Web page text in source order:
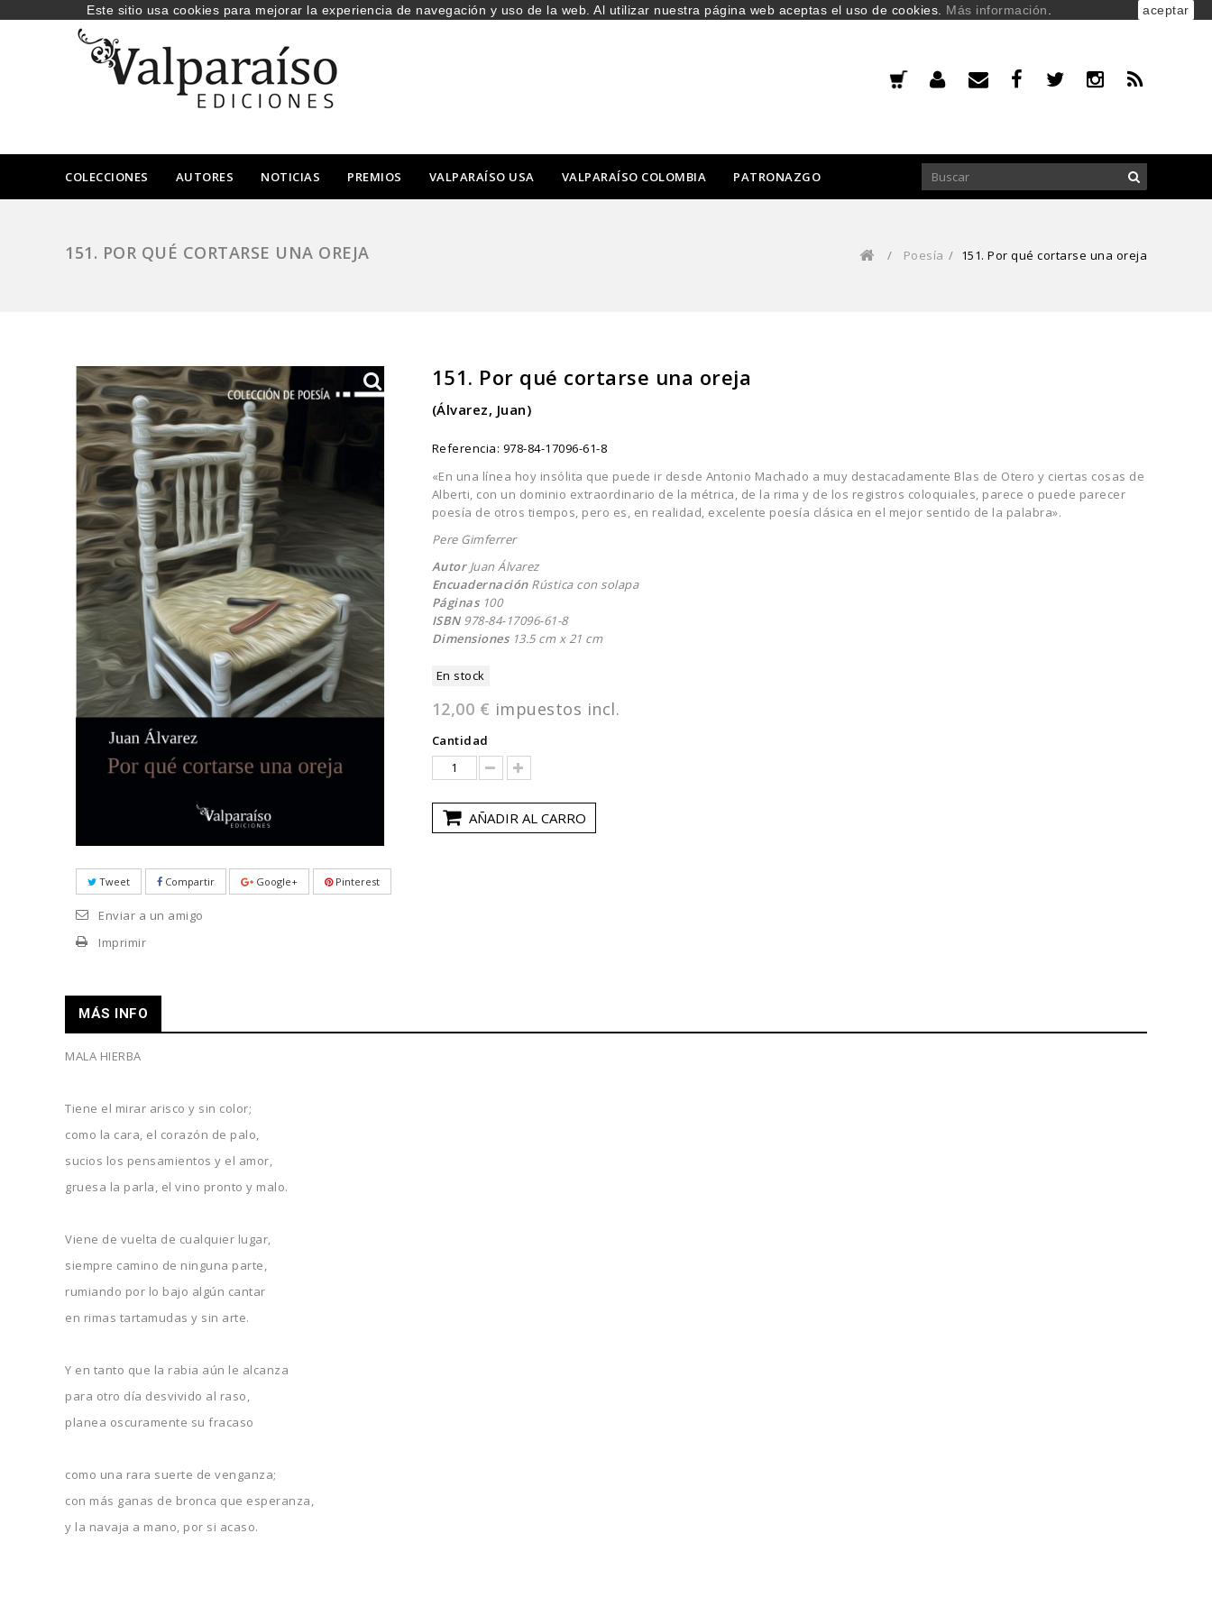
COLECCIONES AUTORES NOTICIAS PREMIOS VALPARAÍSO USA VALPARAÍSO COLOMBIA PATRONAZGO
151. POR QUÉ CORTARSE UNA OREJA / Poesía / 151. Por qué cortarse una oreja
Tweet Compartir Google+ Pinterest
Enviar a un amigo
Imprimir
151. Por qué cortarse una oreja
(Álvarez, Juan)
Referencia: 978-84-17096-61-8
«En una línea hoy insólita que puede ir desde Antonio Machado a muy destacadamente Blas de Otero y ciertas cosas de
Alberti, con un dominio extraordinario de la métrica, de la rima y de los registros coloquiales, parece o puede parecer
poesía de otros tiempos, pero es, en realidad, excelente poesía clásica en el mejor sentido de la palabra».
Pere Gimferrer
AutorJuan Álvarez
EncuadernaciónRústica con solapa
Páginas100
ISBN978-84-17096-61-8
Dimensiones13.5 cm x 21 cm
En stock
12,00 € impuestos incl.
Cantidad
AÑADIR AL CARRO
MÁS INFO
MALA HIERBA
Tiene el mirar arisco y sin color;
como la cara, el corazón de palo,
sucios los pensamientos y el amor,
gruesa la parla, el vino pronto y malo.
Viene de vuelta de cualquier lugar,
siempre camino de ninguna parte,
rumiando por lo bajo algún cantar
en rimas tartamudas y sin arte.
Y en tanto que la rabia aún le alcanza
para otro día desvivido al raso,
planea oscuramente su fracaso
como una rara suerte de venganza;
con más ganas de bronca que esperanza,
y la navaja a mano, por si acaso.
Este sitio usa cookies para mejorar la experiencia de navegación y uso de la web. Al utilizar nuestra página web aceptas el uso de cookies. Más información aceptar